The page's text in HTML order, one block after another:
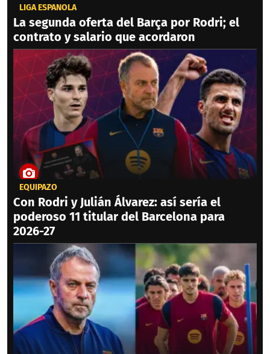
LIGA ESPAÑOLA
La segunda oferta del Barça por Rodri; el
contrato y salario que acordaron
EQUIPAZO
Con Rodri y Julián Álvarez: así sería el
poderoso 11 titular del Barcelona para
2026-27